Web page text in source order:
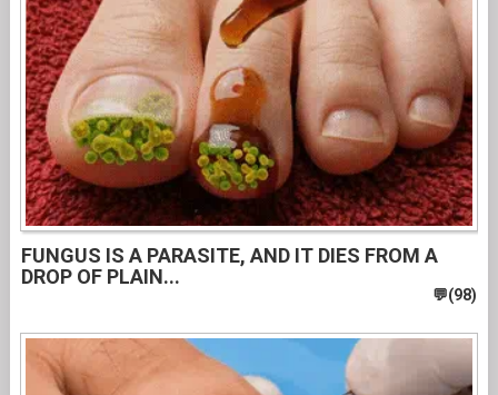
FUNGUS IS A PARASITE, AND IT DIES FROM A
DROP OF PLAIN...